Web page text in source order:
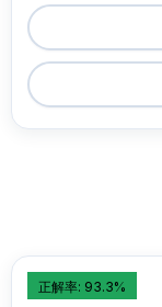
正解率: 93.3%